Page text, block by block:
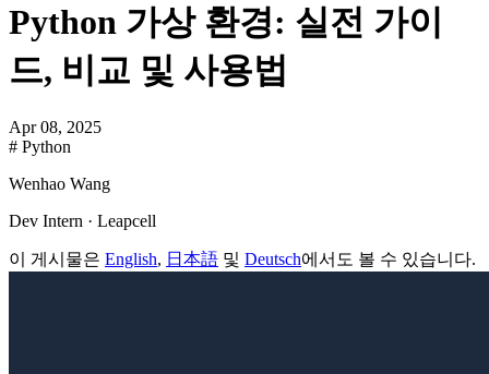
Python 가상 환경: 실전 가이
드, 비교 및 사용법
Apr 08, 2025
# Python
Wenhao Wang
Dev Intern · Leapcell
이 게시물은 English, 日本語 및 Deutsch에서도 볼 수 있습니다.